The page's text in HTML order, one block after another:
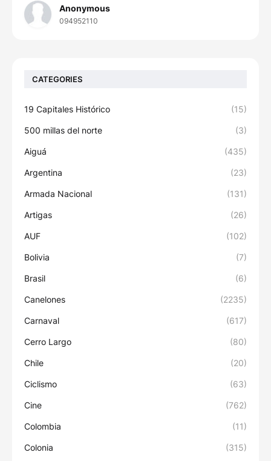
Anonymous
094952110
CATEGORIES
19 Capitales Histórico (15)
500 millas del norte (3)
Aiguá (435)
Argentina (23)
Armada Nacional (131)
Artigas (26)
AUF (102)
Bolivia (7)
Brasil (6)
Canelones (2235)
Carnaval (617)
Cerro Largo (80)
Chile (20)
Ciclismo (63)
Cine (762)
Colombia (11)
Colonia (315)